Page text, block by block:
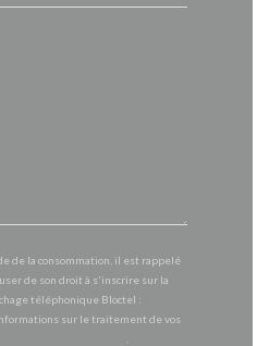
de la consommation, il est rappelé
de son droit à s'inscrire sur la
téléphonique Bloctel :
sur le traitement de vos